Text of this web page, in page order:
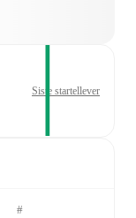
Siste startellever
#